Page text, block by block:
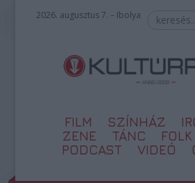
2026. augusztus 7. – Ibolya
FILM SZÍNHÁZ
ZENE
TÁNC FOLK
PODCAST
VIDEÓ